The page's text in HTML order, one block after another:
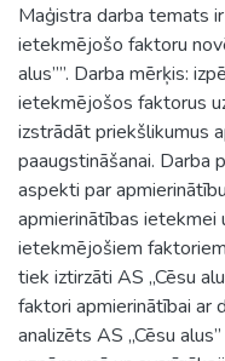
Maģistra darba temats
ietekmējošo faktoru
alus””. Darba mērķis:
ietekmējošos faktorus
izstrādāt priekšlikumus
paaugstināšanai.
aspekti par
apmierinātības ietekmei
ietekmējošiem
tiek iztirzāti AS „Cēsu
faktori apmierinātībai ar
analizēts AS „Cēsu